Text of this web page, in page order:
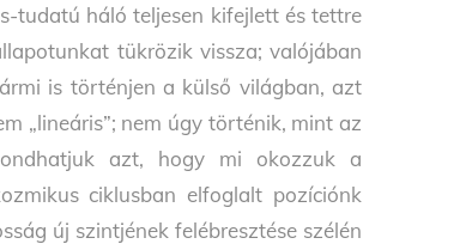
tudatú háló teljesen kifejlett és tettre
tükrözik vissza; valójában
is történjen a külső világban, azt
„lineáris”; nem úgy történik, mint az
azt, hogy mi okozzuk a
ciklusban elfoglalt pozíciónk
új szintjének felébresztése szélén